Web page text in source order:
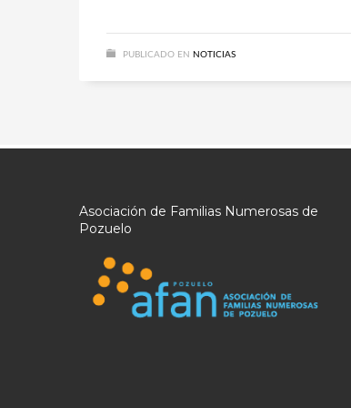
PUBLICADO EN NOTICIAS
Asociación de Familias Numerosas de
Pozuelo